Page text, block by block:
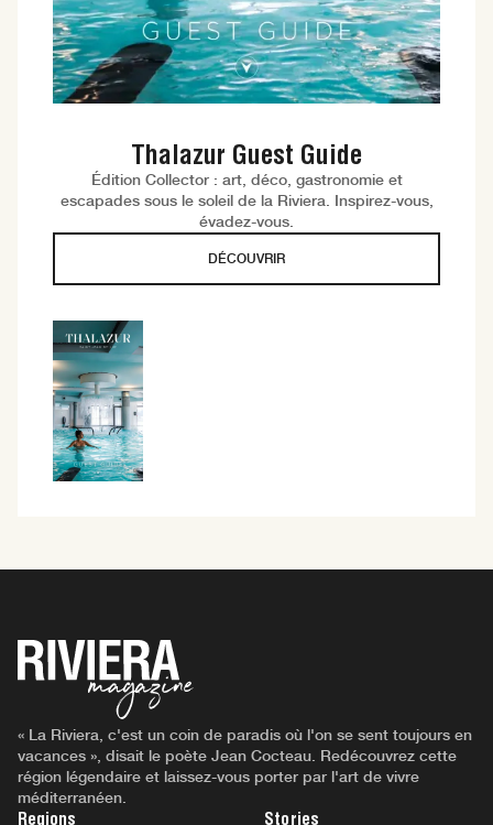
Thalazur Guest Guide
Édition Collector : art, déco, gastronomie et
escapades sous le soleil de la Riviera. Inspirez-vous,
évadez-vous.
DÉCOUVRIR
« La Riviera, c'est un coin de paradis où l'on se sent toujours en
vacances », disait le poète Jean Cocteau. Redécouvrez cette
région légendaire et laissez-vous porter par l'art de vivre
méditerranéen.
Regions Stories